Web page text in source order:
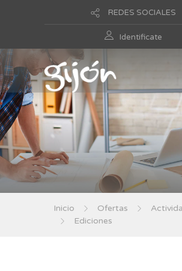
REDES SOCIALES
Identificate
Inicio Ofertas
Ediciones